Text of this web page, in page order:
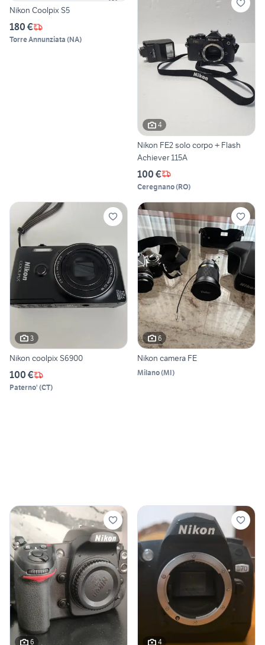
Nikon Coolpix S5
180 €
Torre Annunziata (NA)
4
Nikon FE2 solo corpo + Flash
Achiever 115A
100 €
Ceregnano(RO)
3
Nikon coolpix S6900
100 €
Paterno' (CT)
6
Nikon camera FE
Milano(MI)
6 4